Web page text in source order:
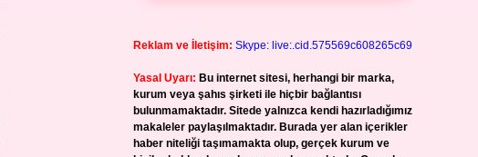
Reklam ve İletişim: Skype: live:.cid.575569c608265c69
Yasal Uyarı: Bu internet sitesi, herhangi bir marka,
kurum veya şahıs şirketi ile hiçbir bağlantısı
bulunmamaktadır. Sitede yalnızca kendi hazırladığımız
makaleler paylaşılmaktadır. Burada yer alan içerikler
haber niteliği taşımamakta olup, gerçek kurum ve